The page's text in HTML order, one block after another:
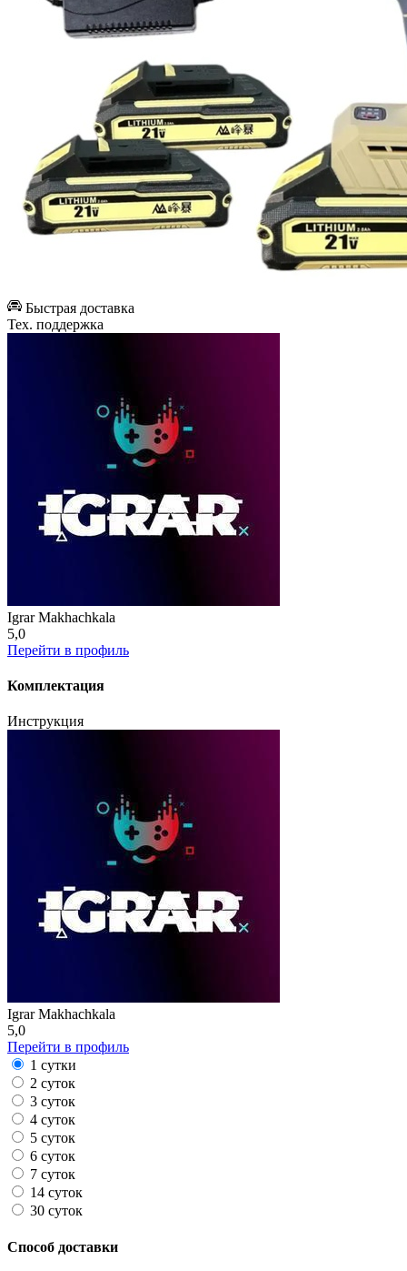
Быстрая доставка
Тех. поддержка
Igrar Makhachkala
5,0
Перейти в профиль
Комплектация
Инструкция
Igrar Makhachkala
5,0
Перейти в профиль
1 сутки
2 суток
3 суток
4 суток
5 суток
6 суток
7 суток
14 суток
30 суток
Способ доставки